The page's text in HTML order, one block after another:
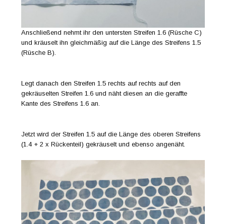
Anschließend nehmt ihr den untersten Streifen 1.6 (Rüsche C)
und kräuselt ihn gleichmäßig auf die Länge des Streifens 1.5
(Rüsche B).
Legt danach den Streifen 1.5 rechts auf rechts auf den
gekräuselten Streifen 1.6 und näht diesen an die geraffte
Kante des Streifens 1.6 an.
Jetzt wird der Streifen 1.5 auf die Länge des oberen Streifens
(1.4 + 2 x Rückenteil) gekräuselt und ebenso angenäht.